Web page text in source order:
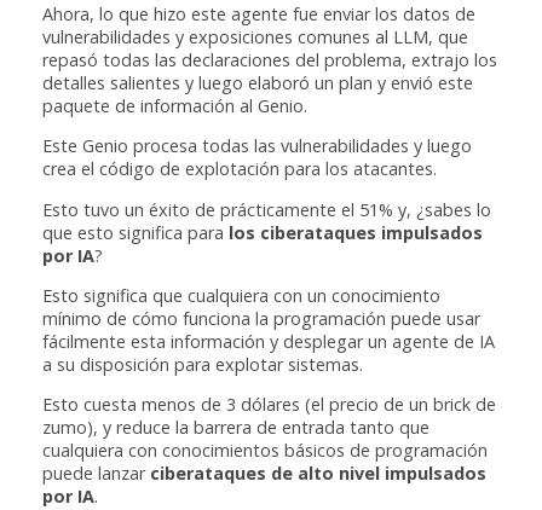
Ahora, lo que hizo este agente fue enviar los datos de
vulnerabilidades y exposiciones comunes al LLM, que
repasó todas las declaraciones del problema, extrajo los
detalles salientes y luego elaboró un plan y envió este
paquete de información al Genio.
Este Genio procesa todas las vulnerabilidades y luego
crea el código de explotación para los atacantes.
Esto tuvo un éxito de prácticamente el 51% y, ¿sabes lo
que esto significa para los ciberataques impulsados
por IA?
Esto significa que cualquiera con un conocimiento
mínimo de cómo funciona la programación puede usar
fácilmente esta información y desplegar un agente de IA
a su disposición para explotar sistemas.
Esto cuesta menos de 3 dólares (el precio de un brick de
zumo), y reduce la barrera de entrada tanto que
cualquiera con conocimientos básicos de programación
puede lanzar ciberataques de alto nivel impulsados
por IA.